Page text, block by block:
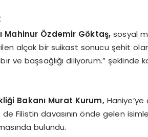
Mahinur Özdemir Göktaş, sosyal
alçak bir suikast sonucu şehit
ve başsağlığı diliyorum.” şeklinde
Bakanı Murat Kurum,Haniye’ye
Filistin davasının önde gelen
bulundu.